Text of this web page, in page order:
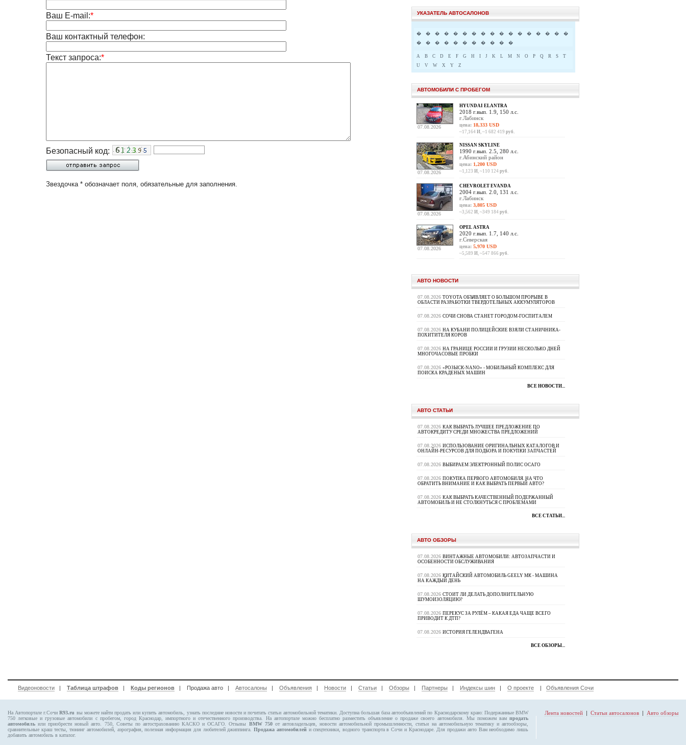
Ваш E-mail:*
Ваш контактный телефон:
Текст запроса:*
Безопасный код:
Звездочка * обозначает поля, обязательные для заполнения.
УКАЗАТЕЛЬ АВТОСАЛОНОВ
� � � � � � � � � � � � � � � �
�
�
� � � � � � � � � �
A B C D E F G H I J K L M N O P Q R S
T
U
V W X Y Z
АВТОМОБИЛИ С ПРОБЕГОМ
07.08.2026
HYUNDAI ELANTRA
2018 г.вып. 1.9, 150 л.с.
г.Лабинск
цена: 18,333 USD
~17,164 И, ~1 682 419 руб.
07.08.2026
NISSAN SKYLINE
1990 г.вып. 2.5, 280 л.с.
г.Абинский район
цена: 1,200 USD
~1,123 И, ~110 124 руб.
07.08.2026
CHEVROLET EVANDA
2004 г.вып. 2.0, 131 л.с.
г.Лабинск
цена: 3,805 USD
~3,562 И, ~349 184 руб.
07.08.2026
OPEL ASTRA
2020 г.вып. 1.7, 140 л.с.
г.Северская
цена: 5,970 USD
~5,589 И, ~547 866 руб.
АВТО НОВОСТИ
07.08.2026 TOYOTA ОБЪЯВЛЯЕТ О БОЛЬШОМ ПРОРЫВЕ В
ОБЛАСТИ РАЗРАБОТКИ ТВЕРДОТЕЛЬНЫХ АККУМУЛЯТОРОВ
07.08.2026 СОЧИ СНОВА СТАНЕТ ГОРОДОМ-ГОСПИТАЛЕМ
07.08.2026 НА КУБАНИ ПОЛИЦЕЙСКИЕ ВЗЯЛИ СТАНИЧНИКА-
ПОХИТИТЕЛЯ КОРОВ
07.08.2026 НА ГРАНИЦЕ РОССИИ И ГРУЗИИ НЕСКОЛЬКО ДНЕЙ
МНОГОЧАСОВЫЕ ПРОБКИ
07.08.2026 «РОЗЫСК-NANO» - МОБИЛЬНЫЙ КОМПЛЕКС ДЛЯ
ПОИСКА КРАДЕНЫХ МАШИН
ВСЕ НОВОСТИ...
АВТО СТАТЬИ
07.08.2026 КАК ВЫБРАТЬ ЛУЧШЕЕ ПРЕДЛОЖЕНИЕ ПО
АВТОКРЕДИТУ СРЕДИ МНОЖЕСТВА ПРЕДЛОЖЕНИЙ
07.08.2026 ИСПОЛЬЗОВАНИЕ ОРИГИНАЛЬНЫХ КАТАЛОГОВ И
ОНЛАЙН-РЕСУРСОВ ДЛЯ ПОДБОРА И ПОКУПКИ ЗАПЧАСТЕЙ
07.08.2026 ВЫБИРАЕМ ЭЛЕКТРОННЫЙ ПОЛИС ОСАГО
07.08.2026 ПОКУПКА ПЕРВОГО АВТОМОБИЛЯ. НА ЧТО
ОБРАТИТЬ ВНИМАНИЕ И КАК ВЫБРАТЬ ПЕРВЫЙ АВТО?
07.08.2026 КАК ВЫБРАТЬ КАЧЕСТВЕННЫЙ ПОДЕРЖАННЫЙ
АВТОМОБИЛЬ И НЕ СТОЛКНУТЬСЯ С ПРОБЛЕМАМИ
ВСЕ СТАТЬИ...
АВТО ОБЗОРЫ
07.08.2026 ВИНТАЖНЫЕ АВТОМОБИЛИ: АВТОЗАПЧАСТИ И
ОСОБЕННОСТИ ОБСЛУЖИВАНИЯ
07.08.2026 КИТАЙСКИЙ АВТОМОБИЛЬ GEELY МК - МАШИНА
НА КАЖДЫЙ ДЕНЬ
07.08.2026 СТОИТ ЛИ ДЕЛАТЬ ДОПОЛНИТЕЛЬНУЮ
ШУМОИЗОЛЯЦИЮ?
07.08.2026 ПЕРЕКУС ЗА РУЛЁМ – КАКАЯ ЕДА ЧАЩЕ ВСЕГО
ПРИВОДИТ К ДТП?
07.08.2026 ИСТОРИЯ ГЕЛЕНДВАГЕНА
ВСЕ ОБЗОРЫ...
Видеоновости | Таблица штрафов | Коды регионов | Продажа авто | Автосалоны | Объявления | Новости | Статьи | Обзоры | Партнеры | Индексы шин | О проекте | Объявления Сочи
На Автопортале г.СочиR93.ru вы можете найти продать или купить автомобиль, узнать последние новости и почитать статьи автомобильной тематики. Доступна большая база автообъявлений по Краснодарскому краю: Подержанные BMW
750 легковые и грузовые автомобили с пробегом, город Краснодар, импортного и отечественного производства. На автопортале можно бесплатно разместить объявление о продаже своего автомобиля. Мы поможем вампродать
автомобиль или приобрести новый авто. 750, Советы по автострахованию КАСКО и ОСАГО. Отзывы BMW 750от автовладельцев, новости автомобильной промышленности, статьи на автомобильную тематику и автообзоры,
сравнительные краш тесты, тюнинг автомобилей, аэрография, полезная информация для любителей джиппинга.Продажа автомобилейи спецтехники, водного транспорта в Сочи и Краснодаре.
Для продажи авто Вам необходимо лишь
добавить автомобиль в каталог.
Лента новостей | Статьи автосалонов | Авто обзоры